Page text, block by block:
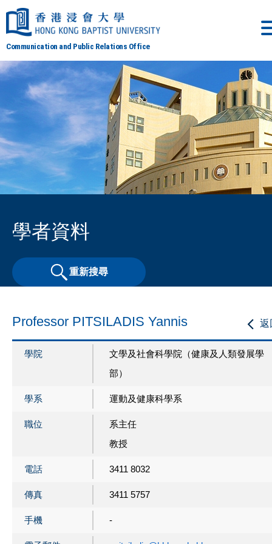
Communication and Public Relations Office
學者資料
重新搜尋
返
Professor PITSILADIS Yannis
學院
文學及社會科學院（健康及人類發展學
部）
學系 運動及健康科學系
職位
系主任
教授
電話 3411 8032
傳真 3411 5757
手機 -